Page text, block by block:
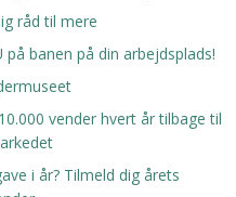
råd til mere
banen på din arbejdsplads!
vender hvert år tilbage til
i år? Tilmeld dig årets